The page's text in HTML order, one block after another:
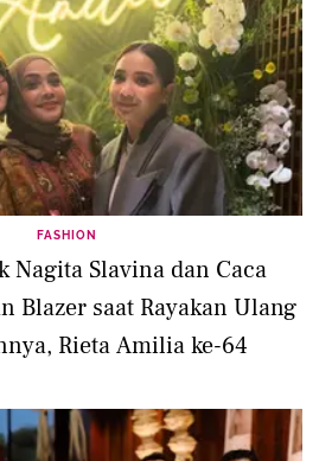
FASHION
Nagita Slavina dan Caca
Blazer saat Rayakan Ulang
Rieta Amilia ke-64